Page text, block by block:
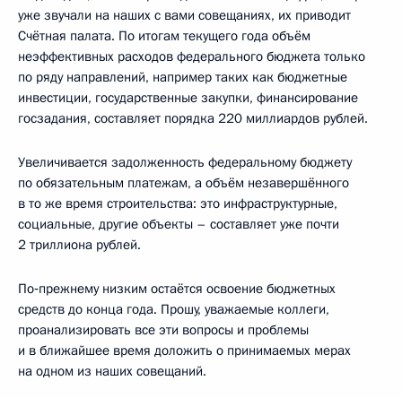
уже звучали на наших с вами совещаниях, их приводит
Счётная палата. По итогам текущего года объём
неэффективных расходов федерального бюджета только
по ряду направлений, например таких как бюджетные
инвестиции, государственные закупки, финансирование
госзадания, составляет порядка 220 миллиардов рублей.
Увеличивается задолженность федеральному бюджету
по обязательным платежам, а объём незавершённого
в то же время строительства: это инфраструктурные,
социальные, другие объекты – составляет уже почти
2 триллиона рублей.
По‑прежнему низким остаётся освоение бюджетных
средств до конца года. Прошу, уважаемые коллеги,
проанализировать все эти вопросы и проблемы
и в ближайшее время доложить о принимаемых мерах
на одном из наших совещаний.